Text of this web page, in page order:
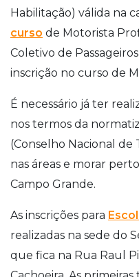
Habilitação) válida na
curso de Motorista
Coletivo de
inscrição no curso de
É necessário já ter
nos termos da
(Conselho Nacional de
nas áreas e morar
Campo Grande.
As inscrições para
realizadas na sede do
que fica na Rua Raul